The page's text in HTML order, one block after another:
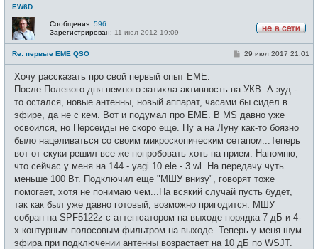
EW6D
е
в
с
Сообщения: 596
Зарегистрирован: 11 июл 2012 19:09
Re: первые EME QSO
С
щ
н
и
е
29 июл 2017 21:01
Хочу рассказать про свой первый опыт EME.
После Полевого дня немного затихла активность на УКВ. А зуд -
то остался, новые антенны, новый аппарат, часами бы сидел в
эфире, да не с кем. Вот и подумал про EME. В MS давно уже
освоился, но Персеиды не скоро еще. Ну а на Луну как-то боязно
было нацеливаться со своим микроскопическим сетапом...Теперь
вот от скуки решил все-же попробовать хоть на прием. Напомню,
что сейчас у меня на 144 - yagi 10 ele - 3 wl. На передачу чуть
меньше 100 Вт. Подключил еще "МШУ внизу", говорят тоже
помогает, хотя не понимаю чем...На всякий случай пусть будет,
так как был уже давно готовый, возможно пригодится. МШУ
собран на SPF5122z с аттенюатором на выходе порядка 7 дБ и 4-
х контурным полосовым фильтром на выходе. Теперь у меня шум
эфира при подключении антенны возрастает на 10 дБ по WSJT.